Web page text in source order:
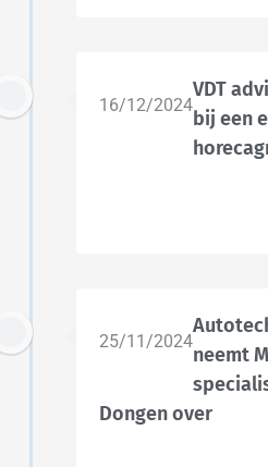
16/12/2024
VDT
bij een
25/11/2024
neemt
Dongen over